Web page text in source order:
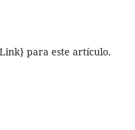
para este artículo.